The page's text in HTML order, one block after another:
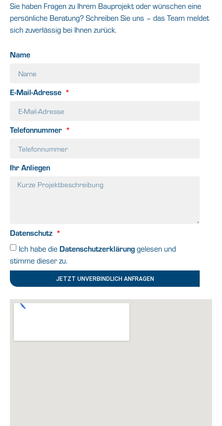
Sie haben Fragen zu Ihrem Bauprojekt oder wünschen eine
persönliche Beratung? Schreiben Sie uns – das Team meldet
sich zuverlässig bei Ihnen zurück.
Name
E-Mail-Adresse
Telefonnummer
Ihr Anliegen
Datenschutz
Ich habe die Datenschutzerklärung gelesen und
stimme dieser zu.
JETZT UNVERBINDLICH ANFRAGEN